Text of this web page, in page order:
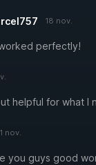
18 nov.
perfectly!
helpful for what I
nov.
you guys good